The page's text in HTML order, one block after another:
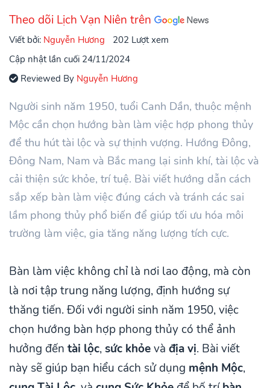
Theo dõi Lịch Vạn Niên trên
Viết bởi: Nguyễn Hương
202 Lượt xem
Cập nhật lần cuối 24/11/2024
Reviewed By Nguyễn Hương
Người sinh năm 1950, tuổi Canh Dần, thuộc mệnh
Mộc cần chọn hướng bàn làm việc hợp phong thủy
để thu hút tài lộc và sự thịnh vượng. Hướng Đông,
Đông Nam, Nam và Bắc mang lại sinh khí, tài lộc và
cải thiện sức khỏe, trí tuệ. Bài viết hướng dẫn cách
sắp xếp bàn làm việc đúng cách và tránh các sai
lầm phong thủy phổ biến để giúp tối ưu hóa môi
trường làm việc, gia tăng năng lượng tích cực.
Bàn làm việc không chỉ là nơi lao động, mà còn
là nơi tập trung năng lượng, định hướng sự
thăng tiến. Đối với người sinh năm 1950, việc
chọn hướng bàn hợp phong thủy có thể ảnh
hưởng đến tài lộc,sức khỏevà địa vị. Bài viết
này sẽ giúp bạn hiểu cách sử dụng mệnh Mộc,